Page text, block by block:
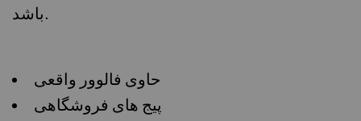
باشد.
حاوی فالوور واقعی
پیج های فروشگاهی